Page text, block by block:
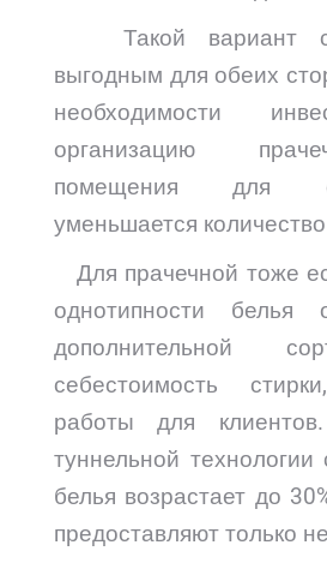
Такой вариант
выгодным для обеих
необходимости
организацию
помещения для
уменьшается
Для прачечной тоже
однотипности белья
дополнительной
себестоимость
работы для
туннельной технологии
белья возрастает до
предоставляют только